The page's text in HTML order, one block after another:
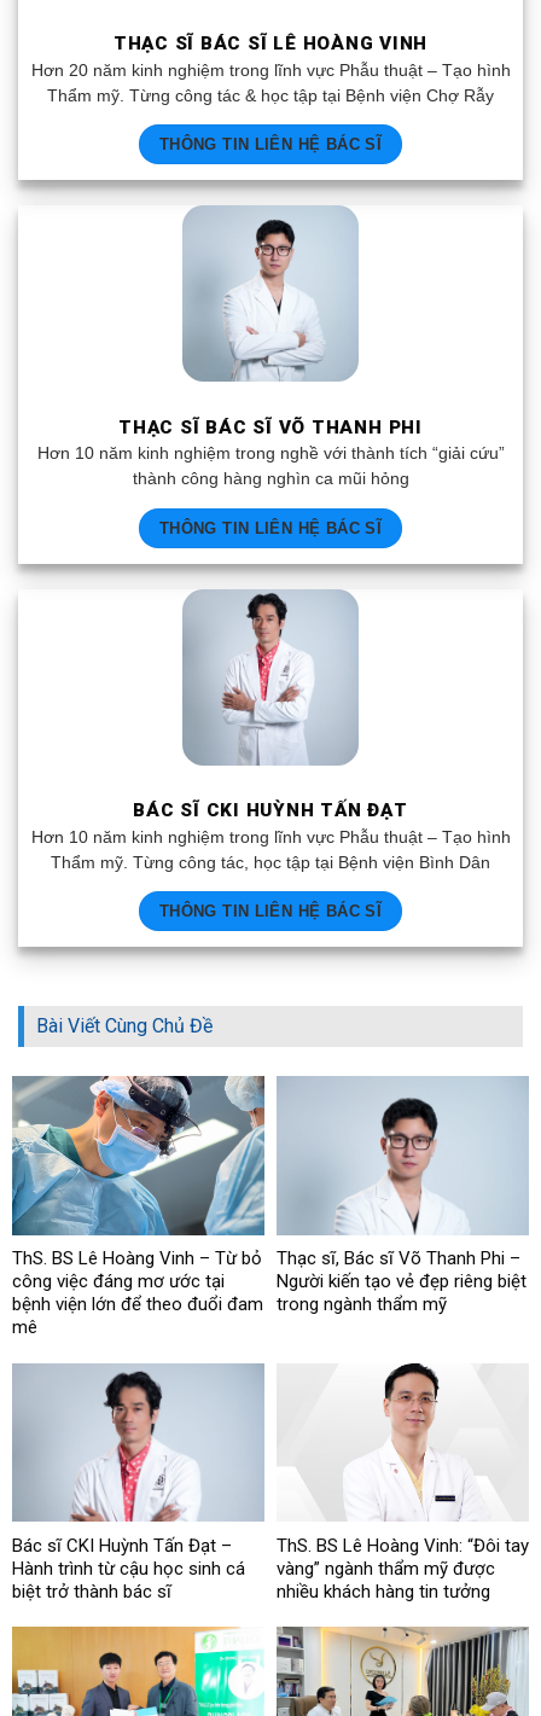
THẠC SĨ BÁC SĨ LÊ HOÀNG VINH
Hơn 20 năm kinh nghiệm trong lĩnh vực Phẫu thuật – Tạo hình
Thẩm mỹ. Từng công tác & học tập tại Bệnh viện Chợ Rẫy
THÔNG TIN LIÊN HỆ BÁC SĨ
THẠC SĨ BÁC SĨ VÕ THANH PHI
Hơn 10 năm kinh nghiệm trong nghề với thành tích “giải cứu”
thành công hàng nghìn ca mũi hỏng
THÔNG TIN LIÊN HỆ BÁC SĨ
BÁC SĨ CKI HUỲNH TẤN ĐẠT
Hơn 10 năm kinh nghiệm trong lĩnh vực Phẫu thuật – Tạo hình
Thẩm mỹ. Từng công tác, học tập tại Bệnh viện Bình Dân
THÔNG TIN LIÊN HỆ BÁC SĨ
Bài Viết Cùng Chủ Đề
ThS. BS Lê Hoàng Vinh – Từ bỏ
công việc đáng mơ ước tại
bệnh viện lớn để theo đuổi đam
mê
Thạc sĩ, Bác sĩ Võ Thanh Phi –
Người kiến tạo vẻ đẹp riêng biệt
trong ngành thẩm mỹ
Bác sĩ CKI Huỳnh Tấn Đạt –
Hành trình từ cậu học sinh cá
biệt trở thành bác sĩ
ThS. BS Lê Hoàng Vinh: “Đôi tay
vàng” ngành thẩm mỹ được
nhiều khách hàng tin tưởng